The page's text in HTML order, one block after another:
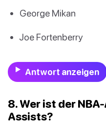
George Mikan
Joe Fortenberry
Antwort anzeigen
8. Wer ist der
Assists?